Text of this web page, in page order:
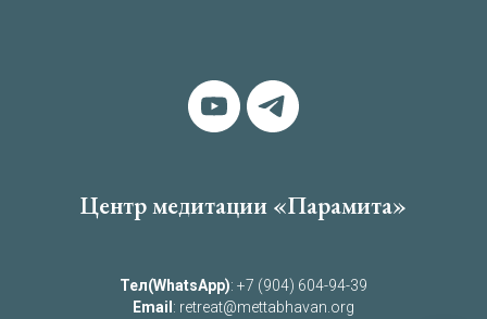
Центр медитации «Парамита»
Тел(WhatsApp): +7 (904) 604-94-39
Email : retreat@mettabhavan.org